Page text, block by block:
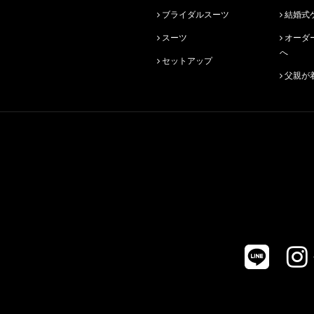
ブライダルスーツ
スーツ
セットアップ
結婚式
へ
父親が